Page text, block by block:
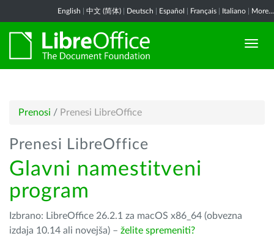
English 中文 (简体) Deutsch Español Français Italiano More...
Prenosi / Prenesi LibreOffice
Prenesi LibreOffice
Glavni namestitveni
program
Izbrano: LibreOffice 26.2.1 za macOS x86_64 (obvezna
izdaja 10.14 ali novejša) – želite spremeniti?